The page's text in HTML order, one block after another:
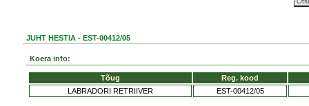
JUHT HESTIA - EST-00412/05
Koera info:
Tõug
Reg. kood
LABRADORI RETRIIVER
EST-00412/05